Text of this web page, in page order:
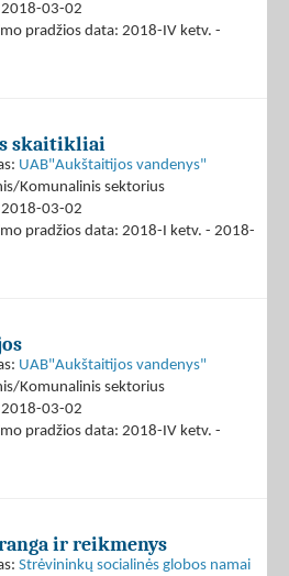
2018-03-02
pradžios data: 2018-IV ketv. -
skaitikliai
UAB"Aukštaitijos vandenys"
Komunalinis sektorius
2018-03-02
pradžios data: 2018-I ketv. - 2018-
UAB"Aukštaitijos vandenys"
Komunalinis sektorius
2018-03-02
pradžios data: 2018-IV ketv. -
ir reikmenys
Strėvininkų socialinės globos namai